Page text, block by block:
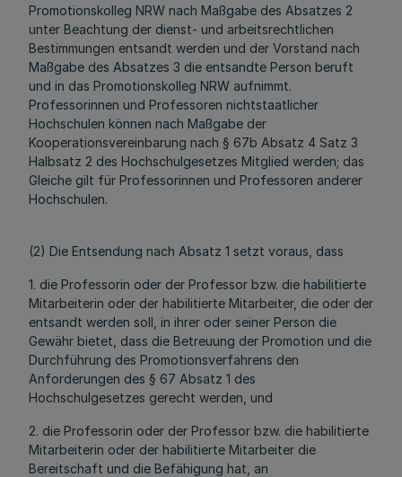
Promotionskolleg NRW nach Maßgabe des Absatzes 2
unter Beachtung der dienst- und arbeitsrechtlichen
Bestimmungen entsandt werden und der Vorstand nach
Maßgabe des Absatzes 3 die entsandte Person beruft
und in das Promotionskolleg NRW aufnimmt.
Professorinnen und Professoren nichtstaatlicher
Hochschulen können nach Maßgabe der
Kooperationsvereinbarung nach § 67b Absatz 4 Satz 3
Halbsatz 2 des Hochschulgesetzes Mitglied werden; das
Gleiche gilt für Professorinnen und Professoren anderer
Hochschulen.
(2) Die Entsendung nach Absatz 1 setzt voraus, dass
1. die Professorin oder der Professor bzw. die habilitierte
Mitarbeiterin oder der habilitierte Mitarbeiter, die oder der
entsandt werden soll, in ihrer oder seiner Person die
Gewähr bietet, dass die Betreuung der Promotion und die
Durchführung des Promotionsverfahrens den
Anforderungen des § 67 Absatz 1 des
Hochschulgesetzes gerecht werden, und
2. die Professorin oder der Professor bzw. die habilitierte
Mitarbeiterin oder der habilitierte Mitarbeiter die
Bereitschaft und die Befähigung hat, an